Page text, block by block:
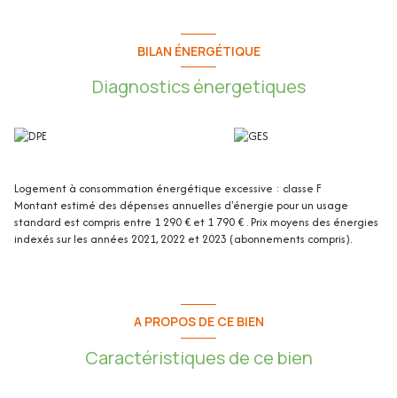
- Cuisine : 6.29m²
- Chambre / Bureau : 8.65m²
- Espace 1 : 17.75m² (surface au sol)
- Espace 2 : 6.1m² (surface au sol) / 4.6m² (loi Carrez)
- Espace 3 : 15.53m² (surface au sol)
- Espace 4 : 3.1m² (surface au sol)
- Gros potentiel d’aménagement
- Etage supérieur mansardé de 42.86m² en surface au sol
BILAN ÉNERGÉTIQUE
Diagnostics énergetiques
Logement à consommation énergétique excessive : classe F
Montant estimé des dépenses annuelles d'énergie pour un usage
standard est compris entre 1 290 € et 1 790 € . Prix moyens des énergies
indexés sur les années 2021, 2022 et 2023 (abonnements compris).
A PROPOS DE CE BIEN
Caractéristiques de ce bien